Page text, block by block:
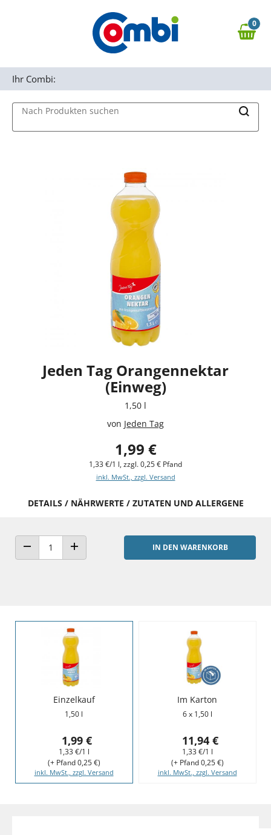
Zur Navigation springen
0,00 €
0
Nach Produkten suchen
Ihr Combi:
Jeden Tag Orangennektar
(Einweg)
1,50 l
von Jeden Tag
1,99 €
1,33 €/1 l, zzgl. 0,25 € Pfand
inkl. MwSt., zzgl. Versand
DETAILS / NÄHRWERTE / ZUTATEN UND ALLERGENE
ANZAHL VERRINGERNANZAHL ERHÖHEN
IN DEN WARENKORB
Einzelkauf
1,50 l
1,99 €
1,33 €/1 l
inkl. MwSt., zzgl. Versand
(+ Pfand 0,25 €)
Im Karton
6 x 1,50 l
11,94 €
1,33 €/1 l
inkl. MwSt., zzgl. Versand
(+ Pfand 0,25 €)